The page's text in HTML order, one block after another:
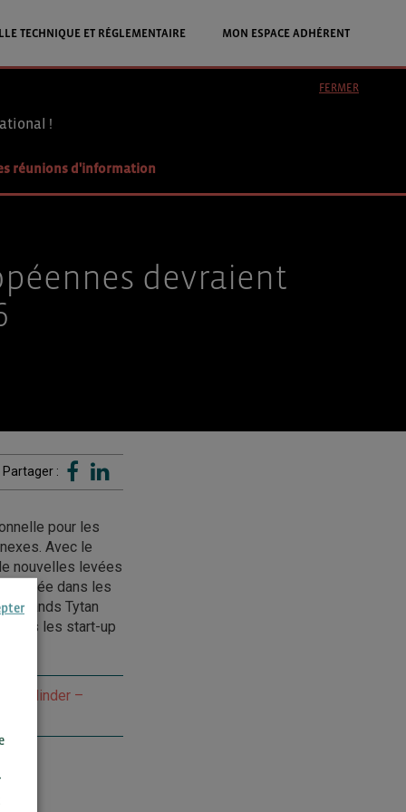
TECHNIQUE ET RÉGLEMENTAIRE MON ESPACE ADHÉRENT
!
réunions d'information
FERMER
devraient
Partager :
pour les
Avec le
nouvelles levées
dans les
Tytan
dans les start-up
Minder –